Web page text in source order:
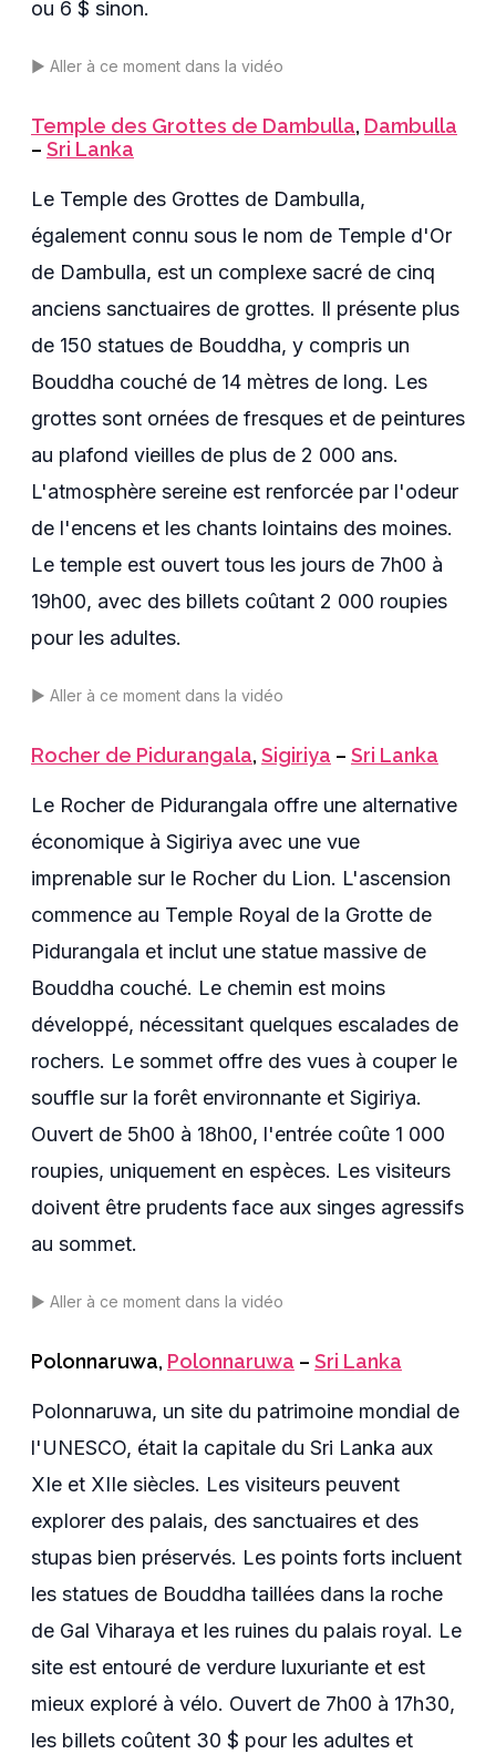
ou 6 $ sinon.
▶️ Aller à ce moment dans la vidéo
Temple des Grottes de Dambulla, Dambulla
– Sri Lanka
Le Temple des Grottes de Dambulla,
également connu sous le nom de Temple d'Or
de Dambulla, est un complexe sacré de cinq
anciens sanctuaires de grottes. Il présente plus
de 150 statues de Bouddha, y compris un
Bouddha couché de 14 mètres de long. Les
grottes sont ornées de fresques et de peintures
au plafond vieilles de plus de 2 000 ans.
L'atmosphère sereine est renforcée par l'odeur
de l'encens et les chants lointains des moines.
Le temple est ouvert tous les jours de 7h00 à
19h00, avec des billets coûtant 2 000 roupies
pour les adultes.
▶️ Aller à ce moment dans la vidéo
Rocher de Pidurangala, Sigiriya – Sri Lanka
Le Rocher de Pidurangala offre une alternative
économique à Sigiriya avec une vue
imprenable sur le Rocher du Lion. L'ascension
commence au Temple Royal de la Grotte de
Pidurangala et inclut une statue massive de
Bouddha couché. Le chemin est moins
développé, nécessitant quelques escalades de
rochers. Le sommet offre des vues à couper le
souffle sur la forêt environnante et Sigiriya.
Ouvert de 5h00 à 18h00, l'entrée coûte 1 000
roupies, uniquement en espèces. Les visiteurs
doivent être prudents face aux singes agressifs
au sommet.
▶️ Aller à ce moment dans la vidéo
Polonnaruwa, Polonnaruwa – Sri Lanka
Polonnaruwa, un site du patrimoine mondial de
l'UNESCO, était la capitale du Sri Lanka aux
XIe et XIIe siècles. Les visiteurs peuvent
explorer des palais, des sanctuaires et des
stupas bien préservés. Les points forts incluent
les statues de Bouddha taillées dans la roche
de Gal Viharaya et les ruines du palais royal. Le
site est entouré de verdure luxuriante et est
mieux exploré à vélo. Ouvert de 7h00 à 17h30,
les billets coûtent 30 $ pour les adultes et